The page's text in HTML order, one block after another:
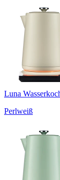
Luna
Perlweiß